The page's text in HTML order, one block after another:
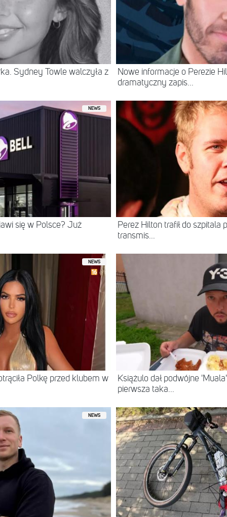
Sydney Towle walczyła z
Nowe informacje o Perezie
dramatyczny zapis...
NEWS
się w Polsce? Już
Perez Hilton trafił do szpitala
transmis...
NEWS
Polkę przed klubem w
Książulo dał podwójne
pierwsza taka...
NEWS